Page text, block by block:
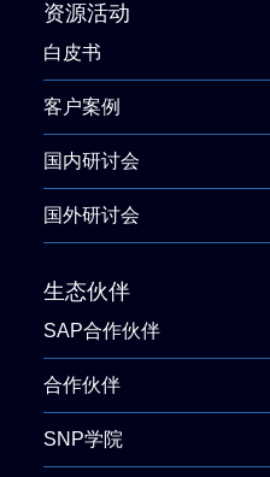
资源活动
白皮书
客户案例
国内研讨会
国外研讨会
生态伙伴
SAP合作伙伴
合作伙伴
SNP学院